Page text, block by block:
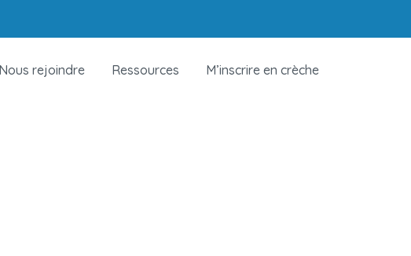
Nous rejoindre Ressources M’inscrire en crèche